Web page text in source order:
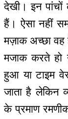
देखी। इन पांचों
हैं। ऐसा नहीं
मज़ाक अच्छा
मजाक करते हो
हुआ या टाइम
जाता है लेकिन
के प्रमाण